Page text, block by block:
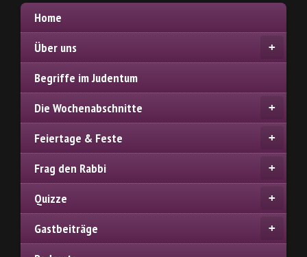
Home
Über uns
Begriffe im Judentum
Die Wochenabschnitte
Feiertage & Feste
Frag den Rabbi
Quizze
Gastbeiträge